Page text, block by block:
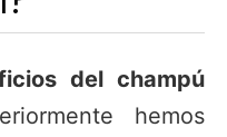
del champú
hemos